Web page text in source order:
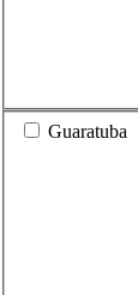
Guaratuba